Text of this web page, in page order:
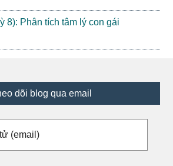
8): Phân tích tâm lý con gái
dõi blog qua email